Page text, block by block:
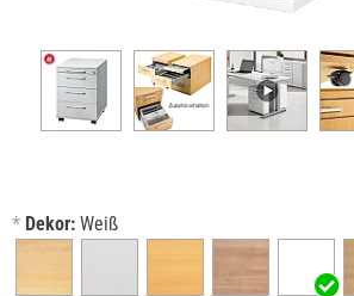
* Dekor: Weiß